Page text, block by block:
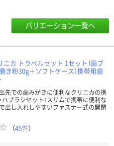
バリエーション一覧へ
ニカ トラベルセット 1セット（歯ブ
き粉30g＋ソフトケース）携帯用歯
先での歯みがきに便利なクリニカの携
ハブラシセット！スリムで携帯に便利な
出し入れしやすいファスナー式の開閉
（45件）